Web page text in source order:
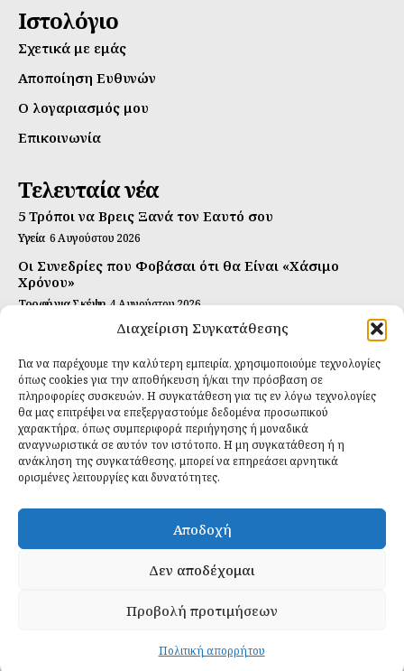
Διαχείριση Συγκατάθεσης
Για να παρέχουμε την καλύτερη εμπειρία, χρησιμοποιούμε τεχνολογίες
όπως cookies για την αποθήκευση ή/και την πρόσβαση σε
πληροφορίες συσκευών. Η συγκατάθεση για τις εν λόγω τεχνολογίες
θα μας επιτρέψει να επεξεργαστούμε δεδομένα προσωπικού
χαρακτήρα, όπως συμπεριφορά περιήγησης ή μοναδικά
αναγνωριστικά σε αυτόν τον ιστότοπο. Η μη συγκατάθεση ή η
ανάκληση της συγκατάθεσης, μπορεί να επηρεάσει αρνητικά
ορισμένες λειτουργίες και δυνατότητες.
Αποδοχή
Δεν αποδέχομαι
Προβολή προτιμήσεων
Πολιτική απορρήτου
Ιστολόγιο
Σχετικά με εμάς
Αποποίηση Ευθυνών
Ο λογαριασμός μου
Επικοινωνία
Τελευταία νέα
5 Τρόποι να Βρεις Ξανά τον Εαυτό σου
Υγεία 6 Αυγούστου 2026
Οι Συνεδρίες που Φοβάσαι ότι θα Είναι «Χάσιμο
Χρόνου»
Τροφή για Σκέψη 4 Αυγούστου 2026
Αυτή Είναι η Συνταγή για Τέλεια Κομπούτσα
Ιδανικές Τροφές 26 Ιουλίου 2026
Εγγραφείτε
ΕΓΓΡΑΦΉ
Έχω διαβάσει και δέχομαι τηνπολιτική απορρήτου
Creative.